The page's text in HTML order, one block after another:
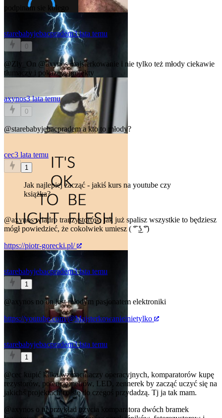
podpinam sie kolego
starebabyjebacpradem3 lata temu
0
@Zly_On @axynosmajsterkowanie i nie tylko też młody ciekawie
tłumaczy i pokazuje projekty
axynos3 lata temu
0
@starebabyjebacpradema kto to młody?
cec3 lata temu
1
Jak najlepiej zacząć - jakiś kurs na youtube czy
książka?
@axynoswiadro tranzystorów, jak już spalisz wszystkie to będziesz
mógł powiedzieć, że cokolwiek umiesz ( ͡° ͜ʖ ͡°)
https://piotr-gorecki.pl/
starebabyjebacpradem3 lata temu
1
@axynos no on jest młodym pasjonatem elektroniki
https://youtube.com/@Majsterkowanieinietylko
starebabyjebacpradem3 lata temu
1
@cec
kupić kilka wzmacniaczy operacyjnych, komparatorów kupę
rezystorów, potencjometrów, LED, zennerek by zacząć uczyć się na
jakichś projektach co się do czegoś przydadzą. Tj ja tak mam.
@axynos o tu przykład użycia komparatora dwóch bramek